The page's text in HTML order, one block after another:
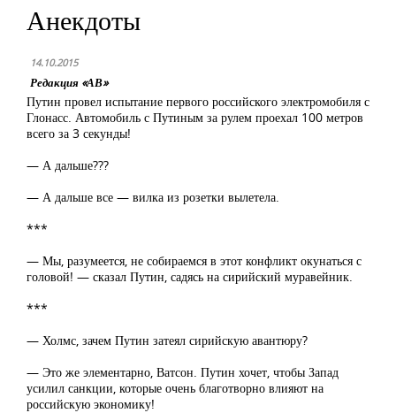
Анекдоты
14.10.2015
Редакция «АВ»
Путин провел испытание первого российского электромобиля с
Глонасс. Автомобиль с Путиным за рулем проехал 100 метров
всего за 3 секунды!
— А дальше???
— А дальше все — вилка из розетки вылетела.
***
— Мы, разумеется, не собираемся в этот конфликт окунаться с
головой! — сказал Путин, садясь на сирийский муравейник.
***
— Холмс, зачем Путин затеял сирийскую авантюру?
— Это же элементарно, Ватсон. Путин хочет, чтобы Запад
усилил санкции, которые очень благотворно влияют на
российскую экономику!